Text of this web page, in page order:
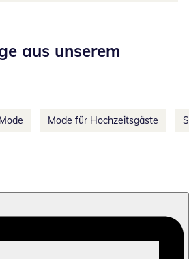
aus unserem
Mode für Hochzeitsgäste